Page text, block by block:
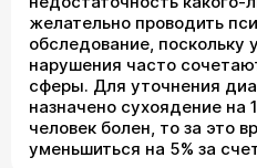
желательно проводить
обследование,
нарушения часто
сферы. Для уточнения
назначено сухоядение на
человек болен, то за это
уменьшиться на 5% за